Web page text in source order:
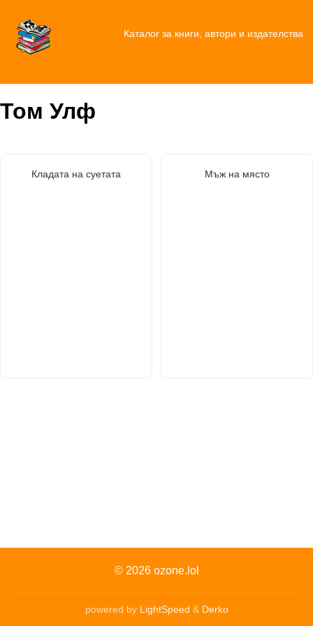
Каталог за книги, автори и издателства
Том Улф
Кладата на суетата Мъж на място
© 2026 ozone.lol
powered by LightSpeed & Derko